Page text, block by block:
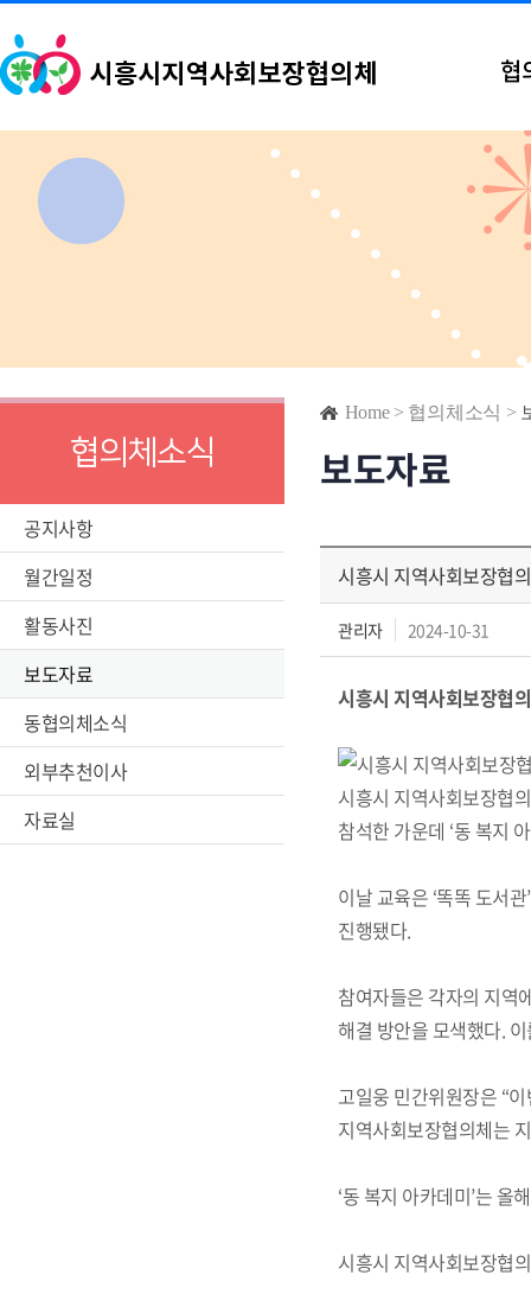
협
협의체소식
공지사항
월간일정
활동사진
보도자료
동협의체소식
외부추천이사
자료실
Home > 협의체소식 >
보도자료
시흥시 지역사회보장협
관리자 2024-10-31
시흥시 지역사회보장협
시흥시 지역사회보장협
참석한 가운데 ‘동 복지
이날 교육은 ‘똑똑 도서
진행됐다.
참여자들은 각자의 지역
해결 방안을 모색했다.
고일웅 민간위원장은 “
지역사회보장협의체는
‘동 복지 아카데미’는
시흥시 지역사회보장협